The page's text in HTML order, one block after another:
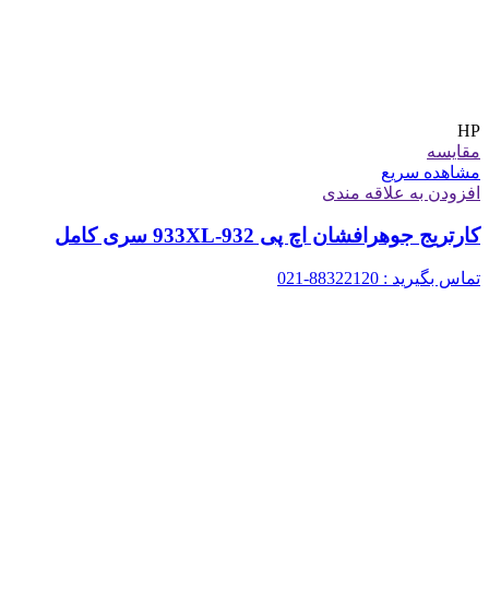
HP
مقایسه
مشاهده سریع
افزودن به علاقه مندی
کارتریج جوهرافشان اچ پی 932-933XL سری کامل
تماس بگیرید : 88322120-021